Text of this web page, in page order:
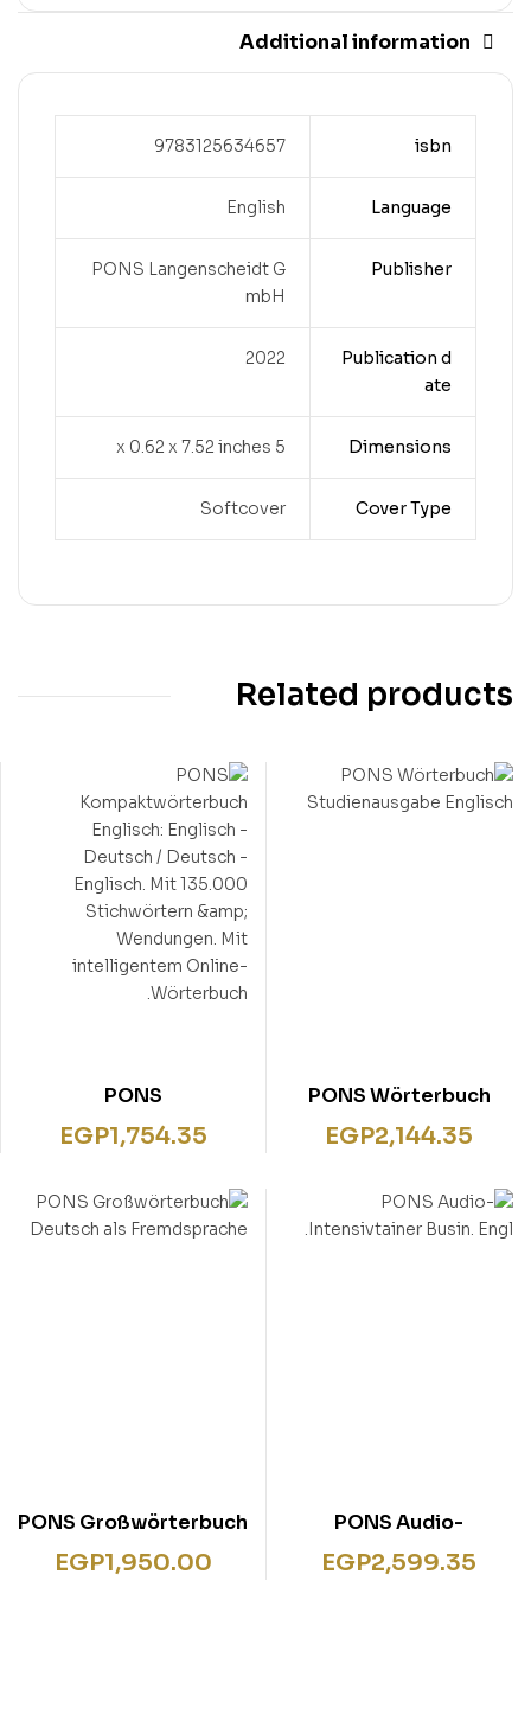
Additional information
isbn
9783125634657
Language
English
Publisher
PONS Langenscheidt G
mbH
Publication d
ate
2022
Dimensions
5 x 0.62 x 7.52 inches
Cover Type
Softcover
Related products
PONS Wörterbuch
Studienausgabe
Englisch
EGP2,144.35
PONS
Kompaktwörterbuch
Englisch: Englisch –
Englisch. Mit 135.000
Stichwörtern &
EGP1,754.35
PONS Audio-
Intensivtainer Busin.
Engl.
EGP2,599.35
PONS Großwörterbuch
Deutsch als
Fremdsprache
EGP1,950.00